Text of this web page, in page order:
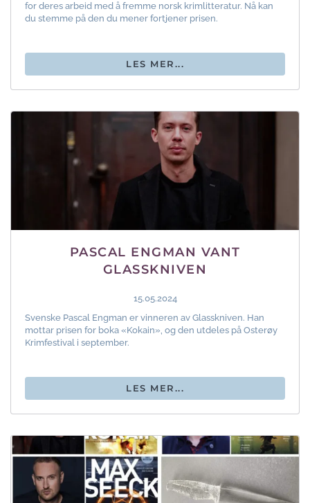
for deres arbeid med å fremme norsk krimlitteratur. Nå kan
du stemme på den du mener fortjener prisen.
LES MER...
PASCAL ENGMAN VANT
GLASSKNIVEN
15.05.2024
Svenske Pascal Engman er vinneren av Glasskniven. Han
mottar prisen for boka «Kokain», og den utdeles på Osterøy
Krimfestival i september.
LES MER...